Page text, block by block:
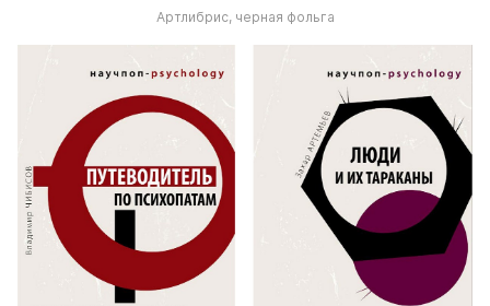
Артлибрис, черная фольга